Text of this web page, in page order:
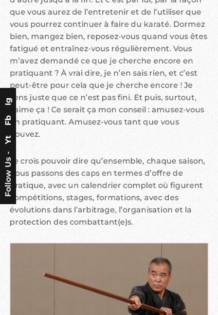
que vous aurez de l’entretenir et de l’utiliser que
vous pourrez continuer à faire du karaté. Dormez
bien, mangez bien, reposez-vous quand vous êtes
fatigué et entraînez-vous régulièrement. Vous
m’avez demandé ce que je cherche encore en
pratiquant ? À vrai dire, je n’en sais rien, et c’est
peut-être pour cela que je cherche encore ! Je
sens juste que ce n’est pas fini. Et puis, surtout,
j’aime ça ! Ce serait ça mon conseil : amusez-vous
en pratiquant. Amusez-vous tant que vous
pouvez.
Je crois pouvoir dire qu’ensemble, chaque saison,
nous passons des caps en termes d’offre de
pratique, avec un calendrier complet où figurent
compétitions, stages, formations, avec des
évolutions dans l’arbitrage, l’organisation et la
protection des combattant(e)s.
Follow Us -
Yt
Fb
Ig